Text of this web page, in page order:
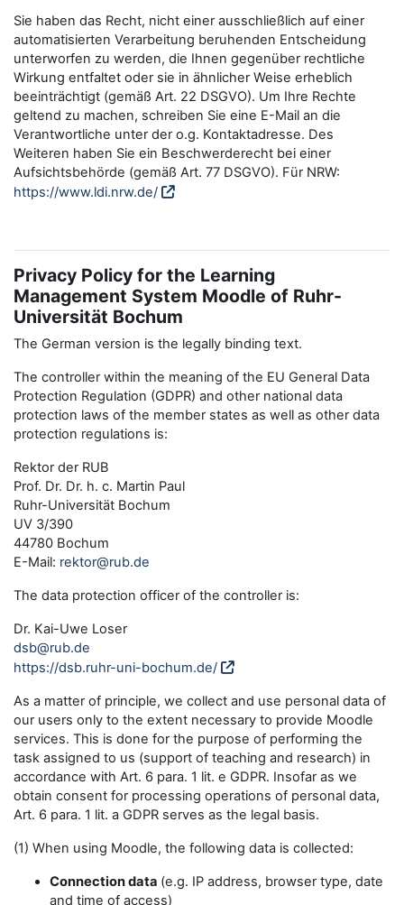
Sie haben das Recht, nicht einer ausschließlich auf einer
automatisierten Verarbeitung beruhenden Entscheidung
unterworfen zu werden, die Ihnen gegenüber rechtliche
Wirkung entfaltet oder sie in ähnlicher Weise erheblich
beeinträchtigt (gemäß Art. 22 DSGVO). Um Ihre Rechte
geltend zu machen, schreiben Sie eine E-Mail an die
Verantwortliche unter der o.g. Kontaktadresse. Des
Weiteren haben Sie ein Beschwerderecht bei einer
Aufsichtsbehörde (gemäß Art. 77 DSGVO). Für NRW:
https://www.ldi.nrw.de/
Privacy Policy for the Learning
Management System Moodle of Ruhr-
Universität Bochum
The German version is the legally binding text.
The controller within the meaning of the EU General Data
Protection Regulation (GDPR) and other national data
protection laws of the member states as well as other data
protection regulations is:
Rektor der RUB
Prof. Dr. Dr. h. c. Martin Paul
Ruhr-Universität Bochum
UV 3/390
44780 Bochum
E-Mail: rektor@rub.de
The data protection officer of the controller is:
Dr. Kai-Uwe Loser
dsb@rub.de
https://dsb.ruhr-uni-bochum.de/
As a matter of principle, we collect and use personal data of
our users only to the extent necessary to provide Moodle
services. This is done for the purpose of performing the
task assigned to us (support of teaching and research) in
accordance with Art. 6 para. 1 lit. e GDPR. Insofar as we
obtain consent for processing operations of personal data,
Art. 6 para. 1 lit. a GDPR serves as the legal basis.
(1) When using Moodle, the following data is collected:
Connection data (e.g. IP address, browser type, date
and time of access)